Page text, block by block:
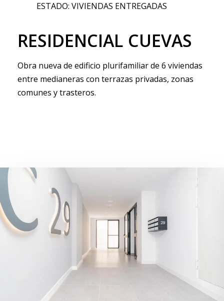
RESIDENCIAL CUEVAS
Obra nueva de edificio plurifamiliar de 6 viviendas
entre medianeras con terrazas privadas, zonas
comunes y trasteros.
ESTADO: VIVIENDAS ENTREGADAS